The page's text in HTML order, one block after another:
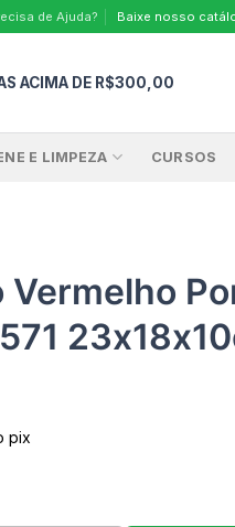
de Ajuda? Baixe nosso
ACIMA DE R$300,00
E LIMPEZA CURSOS
Vermelho
pix